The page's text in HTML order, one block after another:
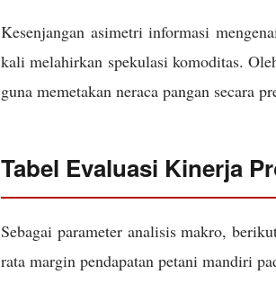
Kesenjangan asimetri informasi
kali melahirkan spekulasi komoditas.
guna memetakan neraca pangan secara
Tabel Evaluasi Kinerja
Sebagai parameter analisis makro,
rata margin pendapatan petani mandiri